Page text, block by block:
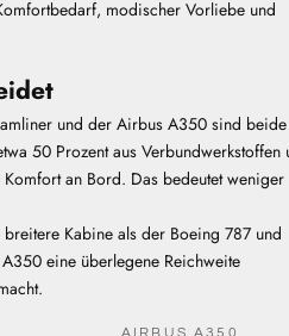
modischer Vorliebe und
und der Airbus A350 sind
50 Prozent aus Verbundwerkstoffen
an Bord. Das bedeutet weniger
Kabine als der Boeing 787 und
eine überlegene Reichweite
AIRBUS A350